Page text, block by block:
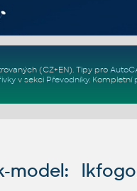
(CZ+EN). Tipy pro
v sekci Převodníky. Kompletní
model: